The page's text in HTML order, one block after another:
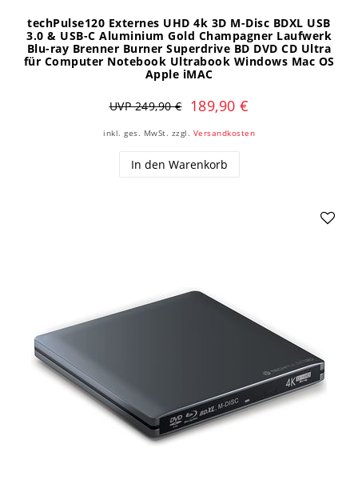
techPulse120 Externes UHD 4k 3D M-Disc BDXL USB
3.0 & USB-C Aluminium Gold Champagner Laufwerk
Blu-ray Brenner Burner Superdrive BD DVD CD Ultra
für Computer Notebook Ultrabook Windows Mac OS
Apple iMAC
UVP 249,90 € 189,90 €
inkl. ges. MwSt. zzgl. Versandkosten
In den Warenkorb